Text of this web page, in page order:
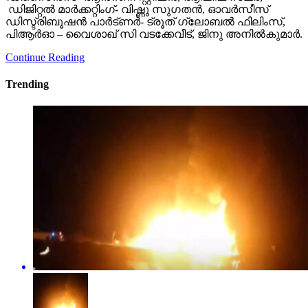
ഡിജിറ്റൽ മാർക്കറ്റിംഗ്- വിഷ്ണു സുഗതൻ, ഓവർസീസ്
ഡിസ്ട്രിബൂഷൻ പാർട്ണർ- ട്രൂത് ഗ്ലോബൽ ഫിലിംസ്,
പിആർഓ – വൈശാഖ് സി വടക്കേവീട്, ജിനു അനിൽകുമാർ.
Continue Reading
Trending